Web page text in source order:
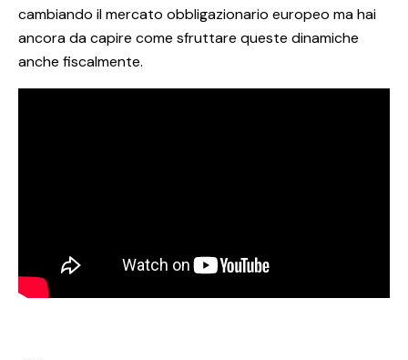
cambiando il mercato obbligazionario europeo ma hai
ancora da capire come sfruttare queste dinamiche
anche fiscalmente.